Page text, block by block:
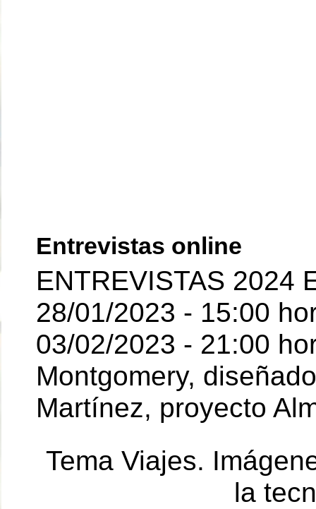
Entrevistas online
ENTREVISTAS 2024
28/01/2023 - 15:00
03/02/2023 - 21:00
Montgomery,
Martínez, proyecto
Tema Viajes.
la